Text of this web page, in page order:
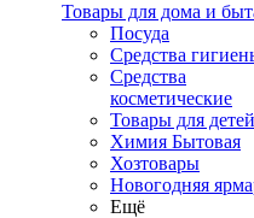
Товары для дома и
Посуда
Средства
Средства
косметические
Товары для детей
Химия Бытовая
Хозтовары
Новогодняя
Ещё